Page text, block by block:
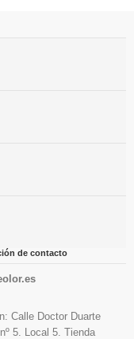
de contacto
Calle Doctor Duarte
5. Local 5. Tienda